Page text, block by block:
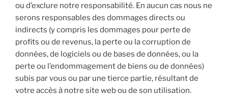
ou d’exclure notre responsabilité. En aucun cas nous ne
serons responsables des dommages directs ou
indirects (y compris les dommages pour perte de
profits ou de revenus, la perte ou la corruption de
données, de logiciels ou de bases de données, ou la
perte ou l’endommagement de biens ou de données)
subis par vous ou par une tierce partie, résultant de
votre accès à notre site web ou de son utilisation.